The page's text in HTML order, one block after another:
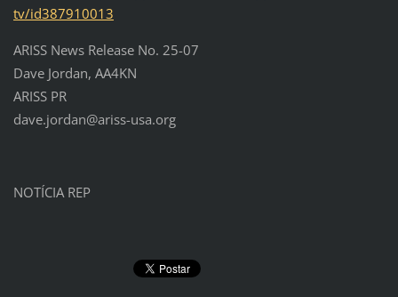
tv/id387910013
ARISS News Release No. 25-07
Dave Jordan, AA4KN
ARISS PR
dave.jordan@ariss-usa.org
NOTÍCIA REP